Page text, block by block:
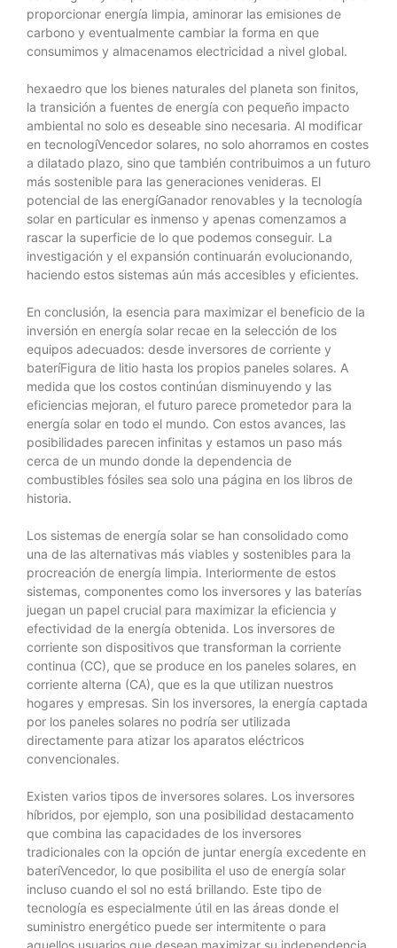
proporcionar energía limpia, aminorar las emisiones de
carbono y eventualmente cambiar la forma en que
consumimos y almacenamos electricidad a nivel global.
hexaedro que los bienes naturales del planeta son finitos,
la transición a fuentes de energía con pequeño impacto
ambiental no solo es deseable sino necesaria. Al modificar
en tecnologíVencedor solares, no solo ahorramos en costes
a dilatado plazo, sino que también contribuimos a un futuro
más sostenible para las generaciones venideras. El
potencial de las energíGanador renovables y la tecnología
solar en particular es inmenso y apenas comenzamos a
rascar la superficie de lo que podemos conseguir. La
investigación y el expansión continuarán evolucionando,
haciendo estos sistemas aún más accesibles y eficientes.
En conclusión, la esencia para maximizar el beneficio de la
inversión en energía solar recae en la selección de los
equipos adecuados: desde inversores de corriente y
bateríFigura de litio hasta los propios paneles solares. A
medida que los costos continúan disminuyendo y las
eficiencias mejoran, el futuro parece prometedor para la
energía solar en todo el mundo. Con estos avances, las
posibilidades parecen infinitas y estamos un paso más
cerca de un mundo donde la dependencia de
combustibles fósiles sea solo una página en los libros de
historia.
Los sistemas de energía solar se han consolidado como
una de las alternativas más viables y sostenibles para la
procreación de energía limpia. Interiormente de estos
sistemas, componentes como los inversores y las baterías
juegan un papel crucial para maximizar la eficiencia y
efectividad de la energía obtenida. Los inversores de
corriente son dispositivos que transforman la corriente
continua (CC), que se produce en los paneles solares, en
corriente alterna (CA), que es la que utilizan nuestros
hogares y empresas. Sin los inversores, la energía captada
por los paneles solares no podría ser utilizada
directamente para atizar los aparatos eléctricos
convencionales.
Existen varios tipos de inversores solares. Los inversores
híbridos, por ejemplo, son una posibilidad destacamento
que combina las capacidades de los inversores
tradicionales con la opción de juntar energía excedente en
bateríVencedor, lo que posibilita el uso de energía solar
incluso cuando el sol no está brillando. Este tipo de
tecnología es especialmente útil en las áreas donde el
suministro energético puede ser intermitente o para
aquellos usuarios que desean maximizar su independencia